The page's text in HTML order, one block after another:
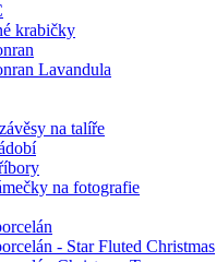
krabičky
Lavandula
na talíře
na fotografie
- Star Fluted Christmas